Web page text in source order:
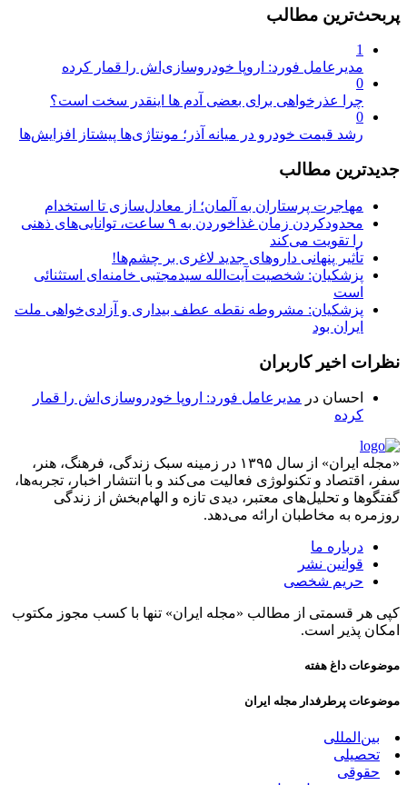
پربحث‌ترین مطالب
1
مدیرعامل فورد: اروپا خودروسازی‌اش را قمار کرده
0
چرا عذرخواهی برای بعضی آدم ها اینقدر سخت است؟
0
رشد قیمت خودرو در میانه آذر؛ مونتاژی‌ها پیشتاز افزایش‌ها
جدیدترین مطالب
مهاجرت پرستاران به آلمان؛ از معادل‌سازی تا استخدام
محدودکردن زمان غذاخوردن به ۹ ساعت، توانایی‌های ذهنی
را تقویت می‌کند
تأثیر پنهانی داروهای جدید لاغری بر چشم‌ها!
پزشکیان: شخصیت آیت‌الله سیدمجتبی خامنه‌ای استثنائی
است
پزشکیان: مشروطه نقطه عطف بیداری و آزادی‌خواهی ملت
ایران بود
نظرات اخیر کاربران
احسان در مدیرعامل فورد: اروپا خودروسازی‌اش را قمار
کرده
«مجله ایران» از سال ۱۳۹۵ در زمینه سبک زندگی، فرهنگ، هنر،
سفر، اقتصاد و تکنولوژی فعالیت می‌کند و با انتشار اخبار، تجربه‌ها،
گفتگوها و تحلیل‌های معتبر، دیدی تازه و الهام‌بخش از زندگی
روزمره به مخاطبان ارائه می‌دهد.
درباره ما
قوانین نشر
حریم شخصی
کپی هر قسمتی از مطالب «مجله ایران» تنها با کسب مجوز مکتوب
امکان پذیر است.
موضوعات داغ هفته
موضوعات پرطرفدار مجله ایران
بین‌المللی
تحصیلی
حقوقی